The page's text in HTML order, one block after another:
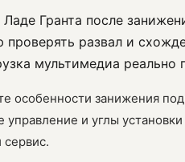
Гранта после
проверять развал и
мультимедиа реально
особенности занижения
управление и углы